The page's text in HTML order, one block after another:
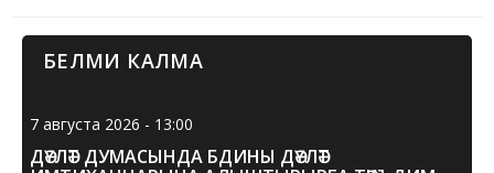
112 ашыгыч хезмәте номерына 12 сәгать 43 минут...
БЕЛМИ КАЛМА
7 августа 2026 - 13:00
ДӘҮЛӘТ ДУМАСЫНДА БДИНЫ ДӘҮЛӘТ